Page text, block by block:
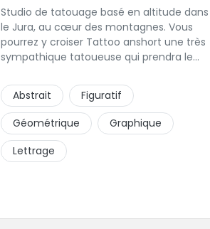
Studio de tatouage basé en altitude dans
le Jura, au cœur des montagnes. Vous
pourrez y croiser Tattoo anshort une très
sympathique tatoueuse qui prendra le
tattoo. Tattooanshort c'est l’occasion
parfaite pour se faire piquer la peau à la
montagne ! Elle maîtrise les lettrages et les
aplats de noir. N’hésitez pas à la contacter
pour lui soumettre votre projet.
Abstrait
Figuratif
Géométrique
Graphique
Lettrage